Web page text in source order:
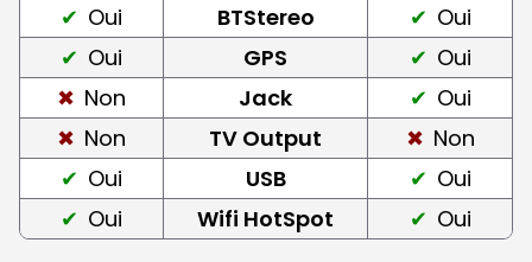
Oui
BTStereo
Oui
Oui
GPS
Oui
Non
Jack
Oui
Non
TV Output
Non
Oui
USB
Oui
Oui
Wifi HotSpot Oui